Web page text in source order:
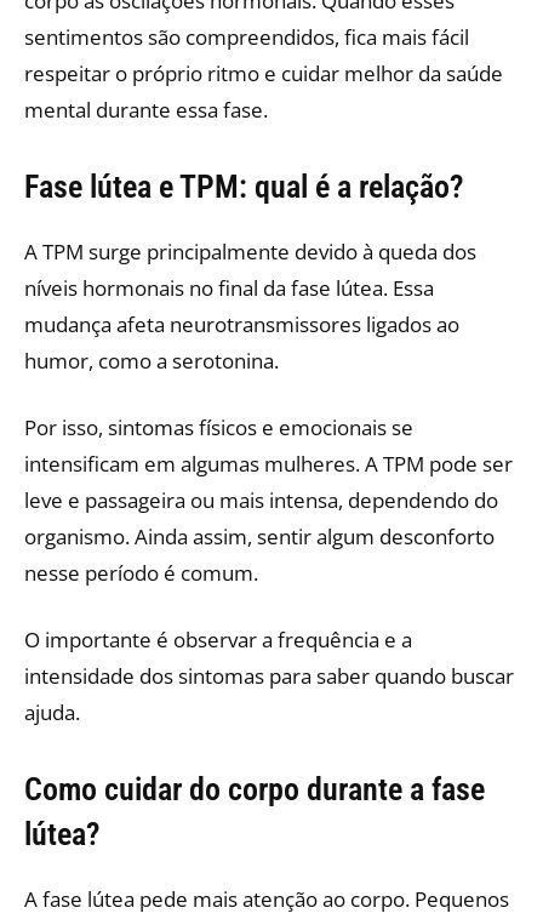
sentimentos são compreendidos, fica mais fácil
respeitar o próprio ritmo e cuidar melhor da saúde
mental durante essa fase.
Fase lútea e TPM: qual é a relação?
A TPM surge principalmente devido à queda dos
níveis hormonais no final da fase lútea. Essa
mudança afeta neurotransmissores ligados ao
humor, como a serotonina.
Por isso, sintomas físicos e emocionais se
intensificam em algumas mulheres. A TPM pode ser
leve e passageira ou mais intensa, dependendo do
organismo. Ainda assim, sentir algum desconforto
nesse período é comum.
O importante é observar a frequência e a
intensidade dos sintomas para saber quando buscar
ajuda.
Como cuidar do corpo durante a fase
lútea?
A fase lútea pede mais atenção ao corpo. Pequenos